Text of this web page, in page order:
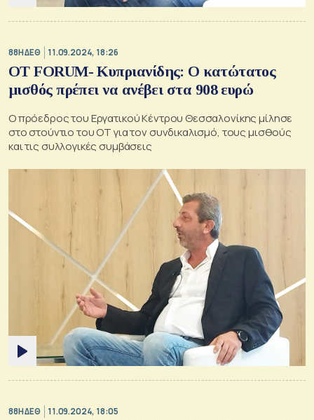
88Η ΔΕΘ 11.09.2024, 18:26
ΟΤ FORUM- Κυπριανίδης: Ο κατώτατος
μισθός πρέπει να ανέβει στα 908 ευρώ
Ο πρόεδρος του Εργατικού Κέντρου Θεσσαλονίκης μίλησε
στο στούντιο του ΟΤ για τον συνδικαλισμό, τους μισθούς
και τις συλλογικές συμβάσεις
88Η ΔΕΘ 11.09.2024, 18:05